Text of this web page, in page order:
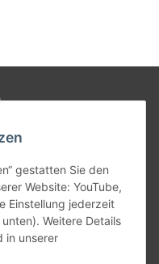
gestatten Sie den
Website: YouTube,
Einstellung jederzeit
Weitere Details
in unserer